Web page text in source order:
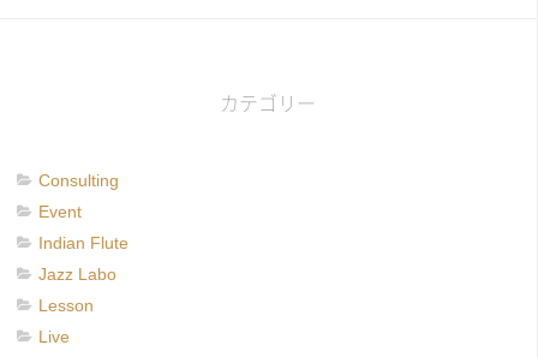
カテゴリー
Consulting
Event
Indian Flute
Jazz Labo
Lesson
Live